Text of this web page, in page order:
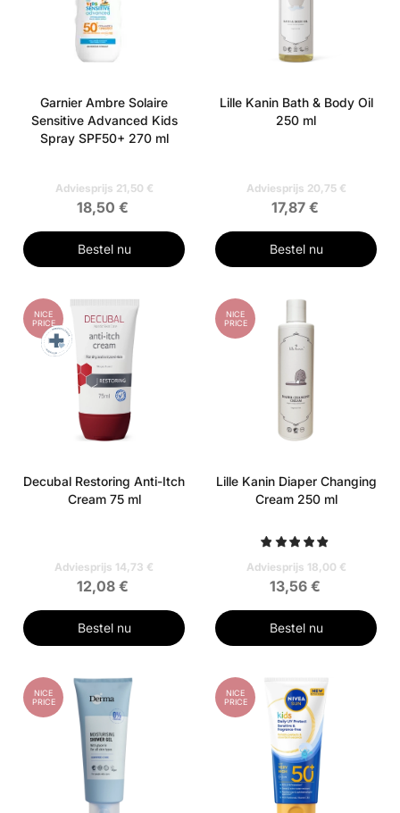
Garnier Ambre Solaire
Sensitive Advanced Kids
Spray SPF50+ 270 ml
Adviesprijs 21,50 €
18,50 €
Bestel nu
Lille Kanin Bath & Body Oil
250 ml
Adviesprijs 20,75 €
17,87 €
Bestel nu
NICE
PRICE
Decubal Restoring Anti-Itch
Cream 75 ml
Adviesprijs 14,73 €
12,08 €
Bestel nu
NICE
PRICE
Lille Kanin Diaper Changing
Cream 250 ml
Adviesprijs 18,00 €
13,56 €
Bestel nu
NICE
PRICE
NICE
PRICE